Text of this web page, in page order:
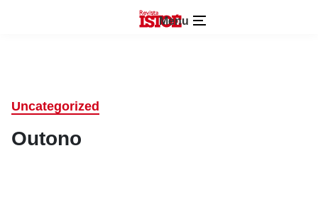
Menu
Uncategorized
Outono